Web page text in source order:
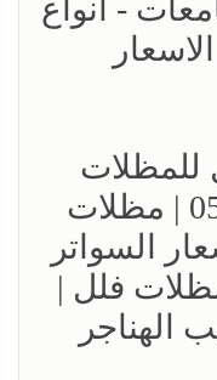
- انواع
للمظلات
والسواتر | 0535553929 | مظلات
السواتر
فلل |
الهناجر